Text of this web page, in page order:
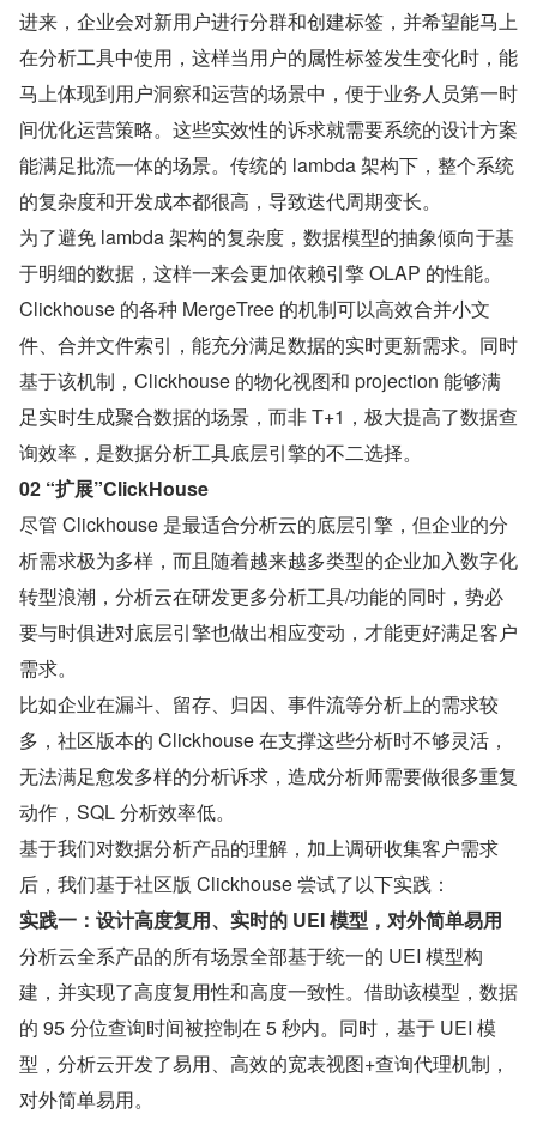
进来，企业会对新用户进行分群和创建标签，并希望能马上
在分析工具中使用，这样当用户的属性标签发生变化时，能
马上体现到用户洞察和运营的场景中，便于业务人员第一时
间优化运营策略。这些实效性的诉求就需要系统的设计方案
能满足批流一体的场景。传统的 lambda 架构下，整个系统
的复杂度和开发成本都很高，导致迭代周期变长。
为了避免 lambda 架构的复杂度，数据模型的抽象倾向于基
于明细的数据，这样一来会更加依赖引擎 OLAP 的性能。
Clickhouse 的各种 MergeTree 的机制可以高效合并小文
件、合并文件索引，能充分满足数据的实时更新需求。同时
基于该机制，Clickhouse 的物化视图和 projection 能够满
足实时生成聚合数据的场景，而非 T+1，极大提高了数据查
询效率，是数据分析工具底层引擎的不二选择。
02 “扩展”ClickHouse
尽管 Clickhouse 是最适合分析云的底层引擎，但企业的分
析需求极为多样，而且随着越来越多类型的企业加入数字化
转型浪潮，分析云在研发更多分析工具/功能的同时，势必
要与时俱进对底层引擎也做出相应变动，才能更好满足客户
需求。
比如企业在漏斗、留存、归因、事件流等分析上的需求较
多，社区版本的 Clickhouse 在支撑这些分析时不够灵活，
无法满足愈发多样的分析诉求，造成分析师需要做很多重复
动作，SQL 分析效率低。
基于我们对数据分析产品的理解，加上调研收集客户需求
后，我们基于社区版 Clickhouse 尝试了以下实践：
实践一：设计高度复用、实时的 UEI 模型，对外简单易用
分析云全系产品的所有场景全部基于统一的 UEI 模型构
建，并实现了高度复用性和高度一致性。借助该模型，数据
的 95 分位查询时间被控制在 5 秒内。同时，基于 UEI 模
型，分析云开发了易用、高效的宽表视图+查询代理机制，
对外简单易用。